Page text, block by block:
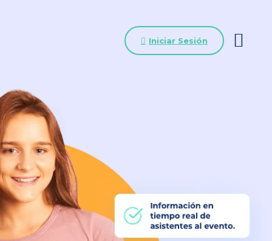
Iniciar Sesión